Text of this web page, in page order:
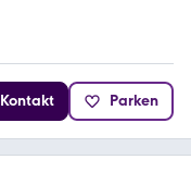
Kontakt Parken